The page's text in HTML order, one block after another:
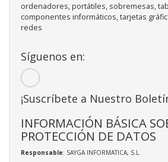
ordenadores, portátiles, sobremesas,
componentes informáticos, tarjetas
redes
Síguenos en:
¡Suscríbete a Nuestro
INFORMACIÓN BÁSICA
PROTECCIÓN DE DATOS
Responsable: SAYGA INFORMATICA, S.L.